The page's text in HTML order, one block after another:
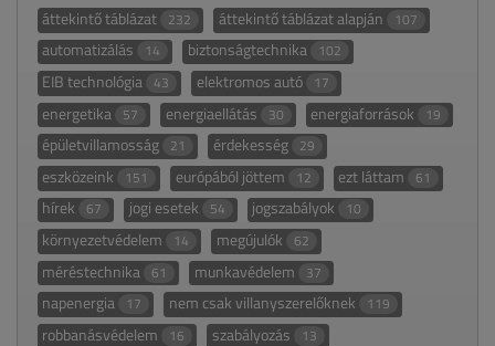
áttekintő táblázat 232 áttekintő táblázat alapján 107
automatizálás 14 biztonságtechnika 102
EIB technológia 43 elektromos autó 17
energetika 57 energiaellátás 30 energiaforrások 19
épületvillamosság 21 érdekesség 29
eszközeink 151 európából jöttem 12 ezt láttam 61
hírek 67 jogi esetek 54 jogszabályok 10
környezetvédelem 14 megújulók 62
méréstechnika 61 munkavédelem 37
napenergia 17 nem csak villanyszerelőknek 119
robbanásvédelem 16 szabályozás 13